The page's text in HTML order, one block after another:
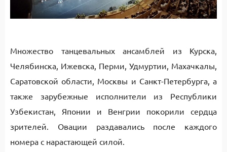
Множество танцевальных ансамблей из Курска,
Челябинска, Ижевска, Перми, Удмуртии, Махачкалы,
Саратовской области, Москвы и Санкт-Петербурга, а
также зарубежные исполнители из Республики
Узбекистан, Японии и Венгрии покорили сердца
зрителей. Овации раздавались после каждого
номера с нарастающей силой.